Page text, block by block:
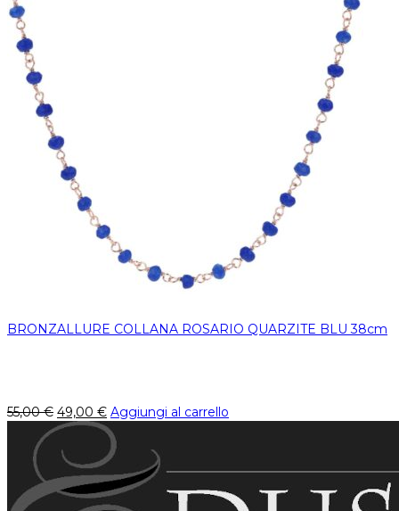
BRONZALLURE COLLANA ROSARIO QUARZITE BLU 38cm
55,00€ 49,00 € Aggiungi al carrello